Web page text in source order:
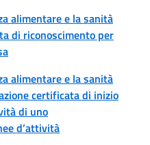
alimentare e la sanità
di riconoscimento per
alimentare e la sanità
certificata di inizio
di uno
d’attività